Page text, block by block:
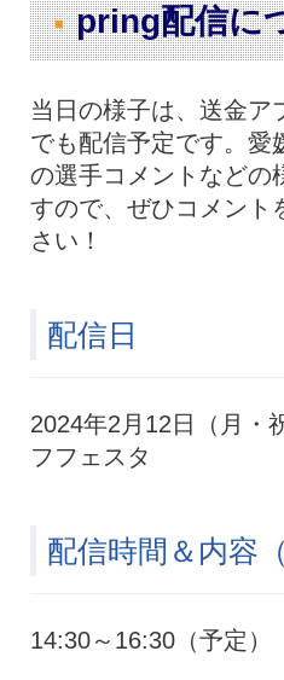
pring配信に
当日の様子は、送金ア
でも配信予定です。愛
の選手コメントなどの
すので、ぜひコメント
さい！
配信日
2024年2月12日（月・
フフェスタ
配信時間＆内容
14:30～16:30（予定）